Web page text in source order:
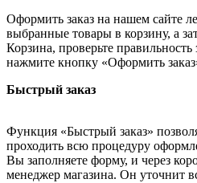
Оформить заказ на нашем сайте
выбранные товары в корзину, а
Корзина, проверьте
нажмите кнопку «Оформить
Быстрый заказ
Функция «Быстрый заказ»
проходить всю процедуру
Вы заполняете форму, и через
менеджер магазина. Он уточнит